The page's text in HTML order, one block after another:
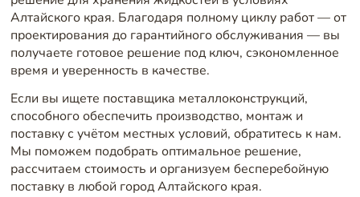
Алтайского края. Благодаря полному циклу работ — от
проектирования до гарантийного обслуживания — вы
получаете готовое решение под ключ, сэкономленное
время и уверенность в качестве.
Если вы ищете поставщика металлоконструкций,
способного обеспечить производство, монтаж и
поставку с учётом местных условий, обратитесь к нам.
Мы поможем подобрать оптимальное решение,
рассчитаем стоимость и организуем бесперебойную
поставку в любой город Алтайского края.